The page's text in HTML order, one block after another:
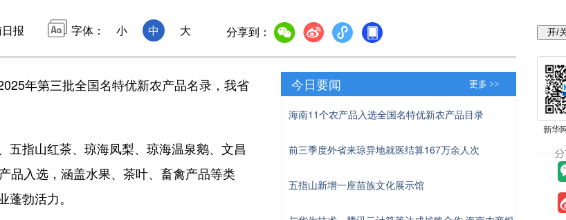
报 字体： 小 中 大 分享到：
年第三批全国名特优新农产品名录，我省
指山红茶、琼海凤梨、琼海温泉鹅、文昌
品入选，涵盖水果、茶叶、畜禽产品等类
勃活力。
今日要闻 更多 >>
海南11个农产品入选全国名特优新农产品目录
前三季度外省来琼异地就医结算167万余人次
五指山新增一座苗族文化展示馆